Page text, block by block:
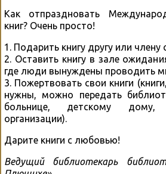
Как отпраздновать
книг? Очень просто!
1. Подарить книгу другу или члену
2. Оставить книгу в зале
где люди вынуждены проводить
3. Пожертвовать свои книги
нужны, можно передать
больнице, детскому дому,
организации).
Дарите книги с любовью!
Ведущий библиотекарь